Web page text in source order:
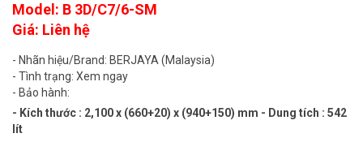
Model: B 3D/C7/6-SM
Giá: Liên hệ
- Nhãn hiệu/Brand: BERJAYA (Malaysia)
- Tình trạng: Xem ngay
- Bảo hành:
- Kích thước : 2,100 x (660+20) x (940+150) mm - Dung tích : 542
lít